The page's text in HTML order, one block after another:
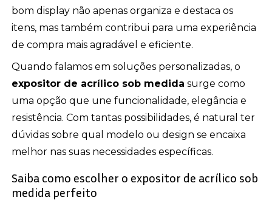
bom display não apenas organiza e destaca os
itens, mas também contribui para uma experiência
de compra mais agradável e eficiente.
Quando falamos em soluções personalizadas, o
expositor de acrílico sob medida surge como
uma opção que une funcionalidade, elegância e
resistência. Com tantas possibilidades, é natural ter
dúvidas sobre qual modelo ou design se encaixa
melhor nas suas necessidades específicas.
Saiba como escolher o expositor de acrílico sob
medida perfeito